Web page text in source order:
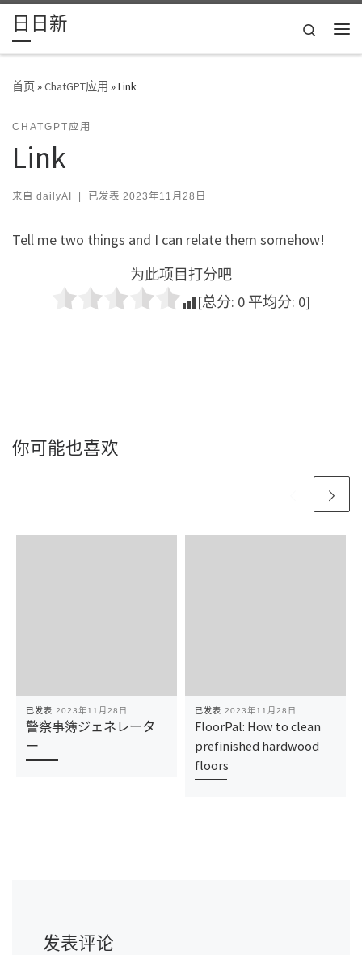
Skip to content
日日新
Search
首页»ChatGPT应用 »Link
CHATGPT应用
Link
来自 dailyAI | 已发表 2023年11月28日
Tell me two things and I can relate them somehow!
为此项目打分吧
[总分: 0 平均分: 0]
你可能也喜欢
已发表 2023年11月28日
警察事簿ジェネレータ
ー
已发表 2023年11月28日
FloorPal: How to clean
prefinished hardwood
floors
发表评论